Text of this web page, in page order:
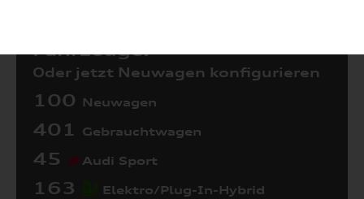
Fahrzeuge:
Oder jetzt Neuwagen konfigurieren
100 Neuwagen
401 Gebrauchtwagen
45 Audi Sport
163 Elektro/Plug-In-Hybrid